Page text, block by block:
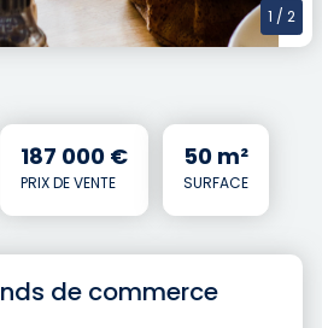
1 / 2
187 000 €
PRIX DE VENTE
50 m²
SURFACE
de commerce